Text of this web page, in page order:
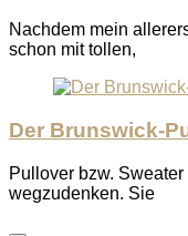
Nachdem mein
schon mit tollen,
Der Brunswick-
Pullover bzw.
wegzudenken. Sie